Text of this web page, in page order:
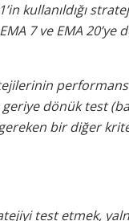
kullanıldığı
7 ve EMA 20’ye
geriye dönük test
bir diğer
test etmek,